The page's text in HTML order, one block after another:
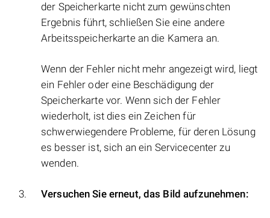
der Speicherkarte nicht zum gewünschten
Ergebnis führt, schließen Sie eine andere
Arbeitsspeicherkarte an die Kamera an.
Wenn der Fehler nicht mehr angezeigt wird, liegt
ein Fehler oder eine Beschädigung der
Speicherkarte vor. Wenn sich der Fehler
wiederholt, ist dies ein Zeichen für
schwerwiegendere Probleme, für deren Lösung
es besser ist, sich an ein Servicecenter zu
wenden.
Versuchen Sie erneut, das Bild aufzunehmen: